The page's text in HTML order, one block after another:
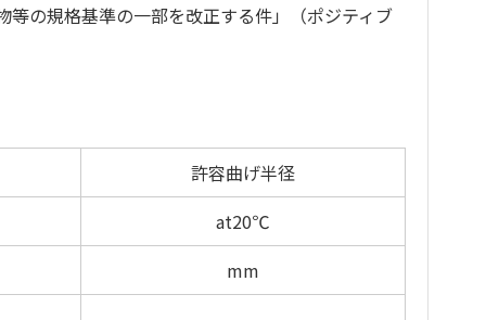
の規格基準の一部を改正する件」（ポジティブ
許容曲げ半径
at20℃
mm